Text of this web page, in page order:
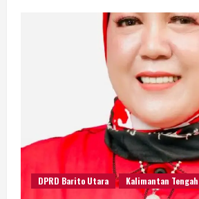
DPRD Barito Utara Kalimantan Tengah